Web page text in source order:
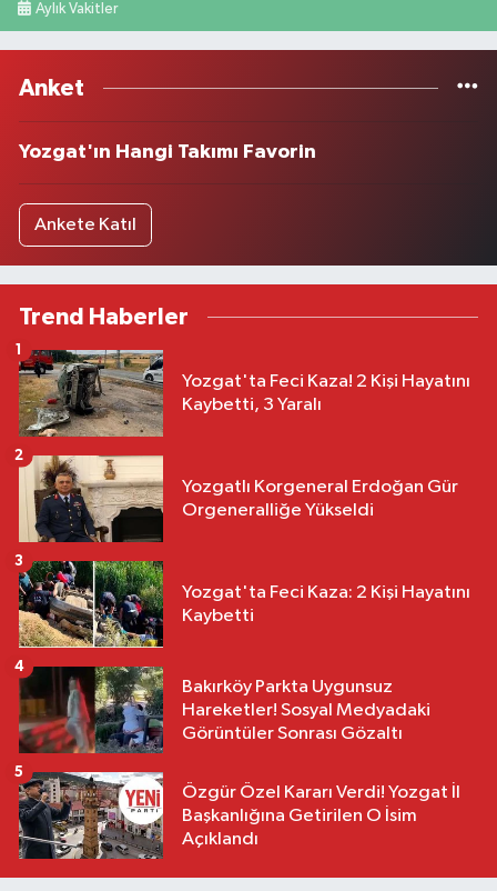
Aylık Vakitler
Anket
Yozgat'ın Hangi Takımı Favorin
Ankete Katıl
Trend Haberler
Yozgat'ta Feci Kaza! 2 Kişi Hayatını
Kaybetti, 3 Yaralı
1
Yozgatlı Korgeneral Erdoğan Gür
Orgeneralliğe Yükseldi
2
Yozgat'ta Feci Kaza: 2 Kişi Hayatını
Kaybetti
3
Bakırköy Parkta Uygunsuz
Hareketler! Sosyal Medyadaki
Görüntüler Sonrası Gözaltı
4
Özgür Özel Kararı Verdi! Yozgat İl
Başkanlığına Getirilen O İsim
Açıklandı
5